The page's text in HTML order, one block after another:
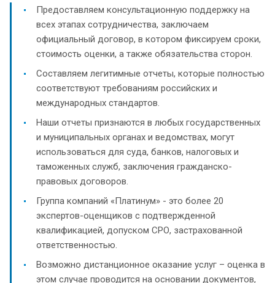
Предоставляем консультационную поддержку на
всех этапах сотрудничества, заключаем
официальный договор, в котором фиксируем сроки,
стоимость оценки, а также обязательства сторон.
Составляем легитимные отчеты, которые полностью
соответствуют требованиям российских и
международных стандартов.
Наши отчеты признаются в любых государственных
и муниципальных органах и ведомствах, могут
использоваться для суда, банков, налоговых и
таможенных служб, заключения гражданско-
правовых договоров.
Группа компаний «Платинум» - это более 20
экспертов-оценщиков с подтвержденной
квалификацией, допуском СРО, застрахованной
ответственностью.
Возможно дистанционное оказание услуг – оценка в
этом случае проводится на основании документов,